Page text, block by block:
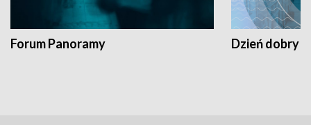
Forum Panoramy Dzień dobry